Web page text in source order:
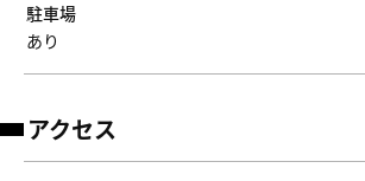
駐車場
あり
アクセス